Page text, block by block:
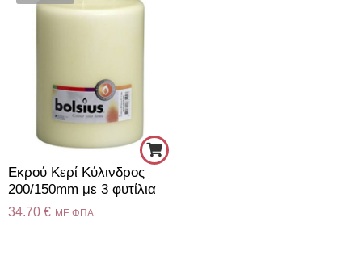
Εκρού Κερί Κύλινδρος
200/150mm με 3 φυτίλια
34.70 € ME ΦΠΑ